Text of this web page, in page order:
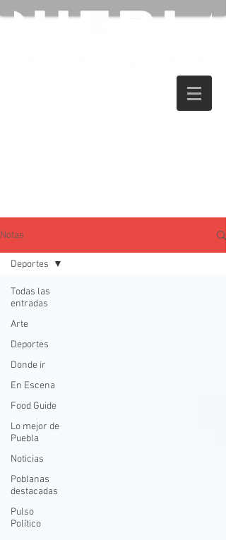
Notas
Todas las
entradas
Arte
Deportes
Donde ir
En Escena
Food Guide
Lo mejor de
Puebla
Noticias
Poblanas
destacadas
Pulso
Político
Deportes